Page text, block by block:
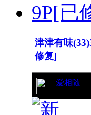
津津有味
修复]
爱相随